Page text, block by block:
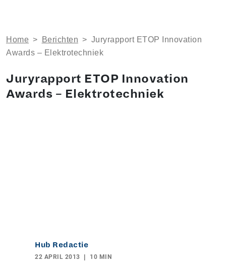
Home > Berichten > Juryrapport ETOP Innovation
Awards – Elektrotechniek
Juryrapport ETOP Innovation
Awards – Elektrotechniek
Hub Redactie
22 APRIL 2013 10 MIN